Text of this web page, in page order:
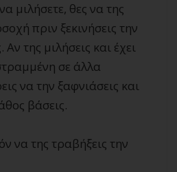
μιλήσετε, θες να της
πριν ξεκινήσεις την
της μιλήσεις και έχει
σε άλλα
να την ξαφνιάσεις και
βάσεις.
να της τραβήξεις την